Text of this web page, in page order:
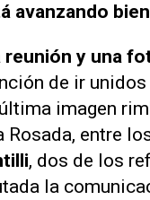
avanzando
reunión y una
de ir
imagen
entre
, dos de los
la